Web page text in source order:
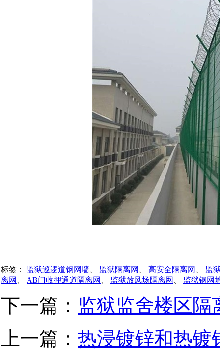
标签： 监狱巡逻道钢网墙 监狱隔离网 高安全隔离网
监
离网
AB门收押通道隔离网 监狱放风场隔离网 监狱钢网
下一篇： 监狱监舍楼区隔
上一篇： 热浸镀锌和热镀